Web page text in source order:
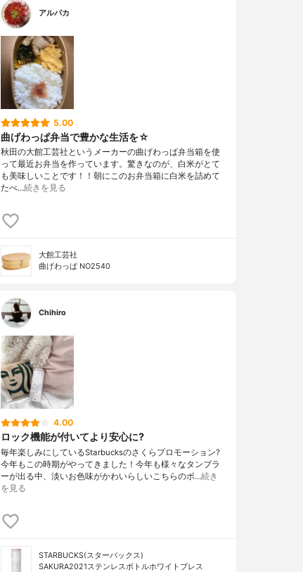
アルパカ
5.00
曲げわっぱ弁当で豊かな生活を☆
秋田の大館工芸社というメーカーの曲げわっぱ弁当箱を使
って最近お弁当を作っています。驚きなのが、白米がとて
も美味しいことです！！朝にこのお弁当箱に白米を詰めて
たべ…続きを見る
大館工芸社
曲げわっぱ NO2540
Chihiro
4.00
ロック機能が付いてより安心に?
毎年楽しみにしているStarbucksのさくらプロモーション?
今年もこの時期がやってきました！今年も様々なタンブラ
ーが出る中、淡いお色味がかわいらしいこちらのボ…続き
を見る
STARBUCKS(スターバックス)
SAKURA2021ステンレスボトルホワイトブレス